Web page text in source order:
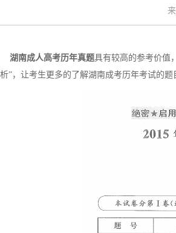
湖南成人高考历年真题具有较高的参考价值
析”，让考生更多的了解湖南成考历年考试的